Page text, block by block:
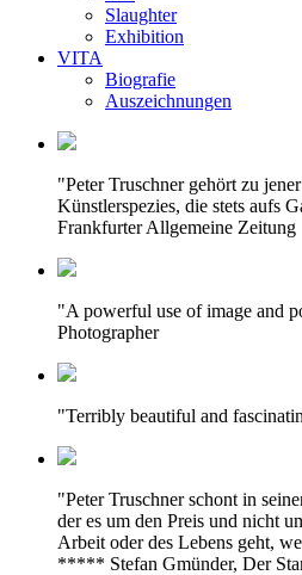
Slaughter
Exhibition
VITA
Biografie
Auszeichnungen
"Peter Truschner gehört zu
Künstlerspezies, die stets aufs
Frankfurter Allgemeine Zeitung
"A powerful use of image and
Photographer
"Terribly beautiful and
"Peter Truschner schont in
der es um den Preis und nicht
Arbeit oder des Lebens geht,
***** Stefan Gmünder, Der